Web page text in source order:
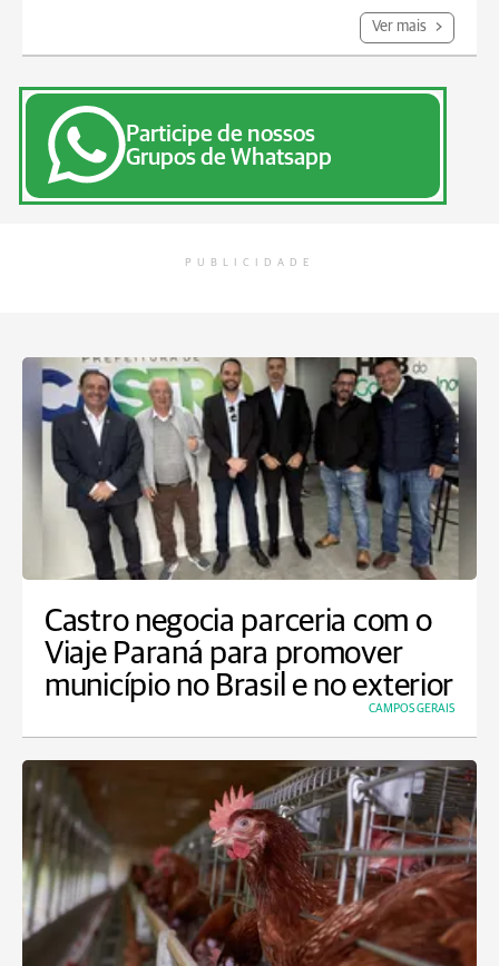
Ver mais
Participe de nossos
Grupos de Whatsapp
PUBLICIDADE
Castro negocia parceria com o
Viaje Paraná para promover
município no Brasil e no exterior
CAMPOS GERAIS